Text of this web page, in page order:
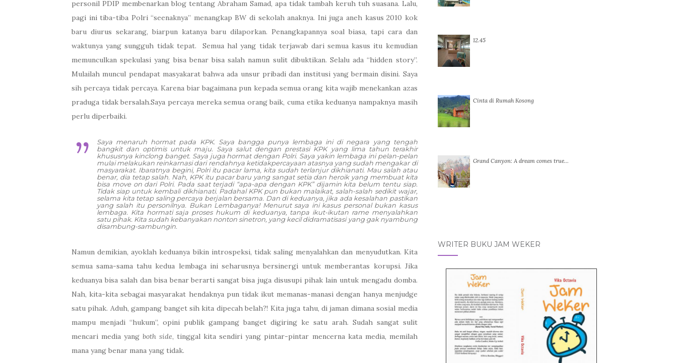
personil PDIP membenarkan blog tentang Abraham Samad, apa tidak tambah keruh tuh suasana. Lalu,
pagi ini tiba-tiba Polri “seenaknya” menangkap BW di sekolah anaknya. Ini juga aneh kasus 2010 kok
baru diurus sekarang, biarpun katanya baru dilaporkan. Penangkapannya soal biasa, tapi cara dan
waktunya yang sungguh tidak tepat. Semua hal yang tidak terjawab dari semua kasus itu kemudian
memunculkan spekulasi yang bisa benar bisa salah namun sulit dibuktikan. Selalu ada “hidden story”.
Mulailah muncul pendapat masyakarat bahwa ada unsur pribadi dan institusi yang bermain disini. Saya
sih percaya tidak percaya. Karena biar bagaimana pun kepada semua orang kita wajib menekankan azas
praduga tidak bersalah.Saya percaya mereka semua orang baik, cuma etika keduanya nampaknya masih
perlu diperbaiki.
Saya menaruh hormat pada KPK. Saya bangga punya lembaga ini di negara yang tengah
bangkit dan optimis untuk maju. Saya salut dengan prestasi KPK yang lima tahun terakhir
khususnya kinclong banget. Saya juga hormat dengan Polri. Saya yakin lembaga ini pelan-pelan
mulai melakukan reinkarnasi dari rendahnya ketidakpercayaan atasnya yang sudah mengakar di
masyarakat. Ibaratnya begini, Polri itu pacar lama, kita sudah terlanjur dikhianati. Mau salah atau
benar, dia tetap salah. Nah, KPK itu pacar baru yang sangat setia dan heroik yang membuat kita
bisa move on dari Polri. Pada saat terjadi “apa-apa dengan KPK” dijamin kita belum tentu siap.
Tidak siap untuk kembali dikhianati. Padahal KPK pun bukan malaikat, salah-salah sedikit wajar,
selama kita tetap saling percaya berjalan bersama. Dan di keduanya, jika ada kesalahan pastikan
yang salah itu personilnya. Bukan Lembaganya! Menurut saya ini kasus personal bukan kasus
lembaga. Kita hormati saja proses hukum di keduanya, tanpa ikut-ikutan rame menyalahkan
satu pihak. Kita sudah kebanyakan nonton sinetron, yang kecil didramatisasi yang gak nyambung
disambung-sambungin.
Namun demikian, ayoklah keduanya bikin introspeksi, tidak saling menyalahkan dan menyudutkan. Kita
semua sama-sama tahu kedua lembaga ini seharusnya bersinergi untuk memberantas korupsi. Jika
keduanya bisa salah dan bisa benar berarti sangat bisa juga disusupi pihak lain untuk mengadu domba.
Nah, kita-kita sebagai masyarakat hendaknya pun tidak ikut memanas-manasi dengan hanya menjudge
satu pihak. Aduh, gampang banget sih kita dipecah belah?! Kita juga tahu, di jaman dimana sosial media
mampu menjadi “hukum”, opini publik gampang banget digiring ke satu arah. Sudah sangat sulit
mencari media yangboth side, tinggal kita sendiri yang pintar-pintar mencerna kata media, memilah
mana yang benar mana yang tidak.
12.45
Cinta di Rumah Kosong
Grand Canyon: A dream comes true…
WRITER BUKU JAM WEKER